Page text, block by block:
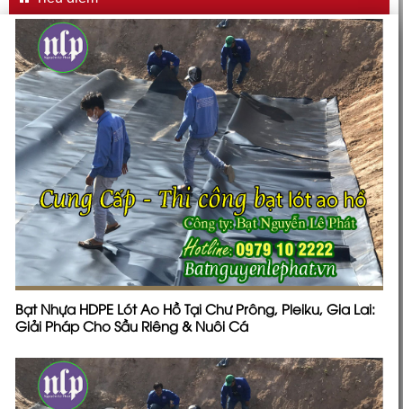
Bạt Nhựa HDPE Lót Ao Hồ Tại Chư Prông, Pleiku, Gia Lai:
Giải Pháp Cho Sầu Riêng & Nuôi Cá